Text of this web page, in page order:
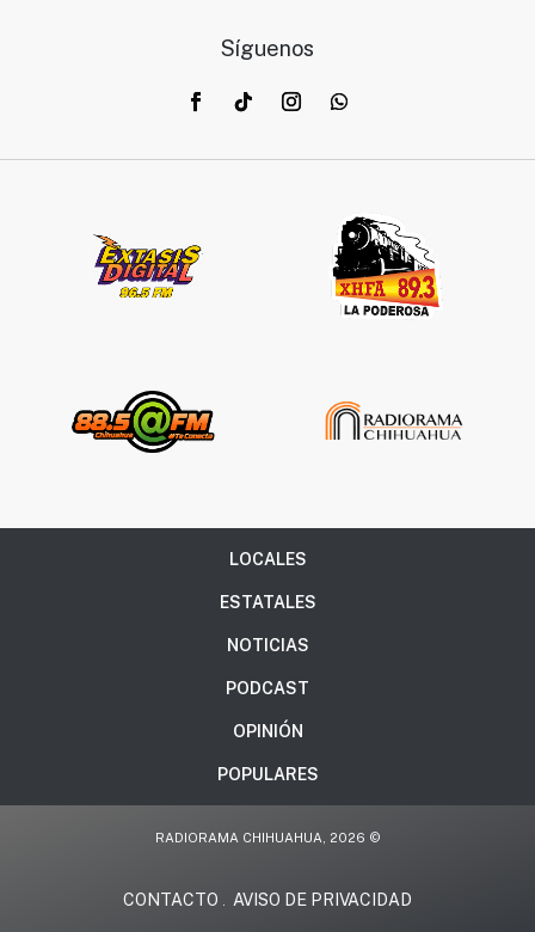
Síguenos
LOCALES
ESTATALES
NOTICIAS
PODCAST
OPINIÓN
POPULARES
RADIORAMA CHIHUAHUA, 2026 ©
CONTACTO AVISO DE PRIVACIDAD